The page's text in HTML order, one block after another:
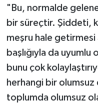
"Bu, normalde
bir süreçtir. Şiddeti,
meşru hale getirmesi
başlığıyla da
bunu çok
herhangi bir
toplumda olumsuz